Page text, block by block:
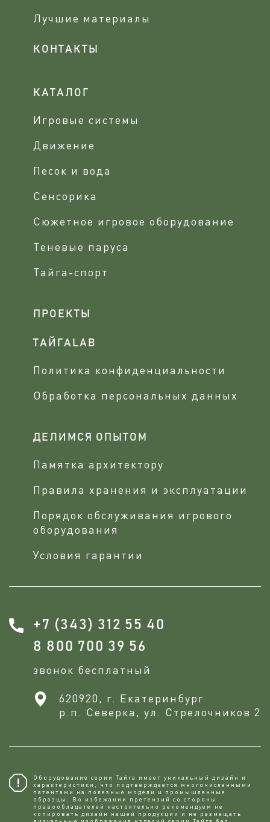
Лучшие материалы
КОНТАКТЫ
КАТАЛОГ
Игровые системы
Движение
Песок и вода
Сенсорика
Сюжетное игровое оборудование
Теневые паруса
Тайга-спорт
ПРОЕКТЫ
ТАЙГАLAB
Политика конфиденциальности
Обработка персональных данных
ДЕЛИМСЯ ОПЫТОМ
Памятка архитектору
Правила хранения и эксплуатации
Порядок обслуживания игрового
оборудования
Условия гарантии
+7 (343) 312 55 40
8 800 700 39 56
звонок бесплатный
620920, г. Екатеринбург
р.п. Северка, ул. Стрелочников 2
Оборудование серии Тайга имеет уникальный дизайн и
характеристики, что подтверждается многочисленными
патентами на полезные модели и промышленные
образцы. Во избежании претензий со стороны
правообладателей настоятельно рекомендуем не
копировaть дизайн нашей продукции и не размещать